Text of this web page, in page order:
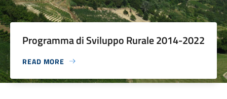
Programma di Sviluppo Rurale 2014-2022
READ MORE